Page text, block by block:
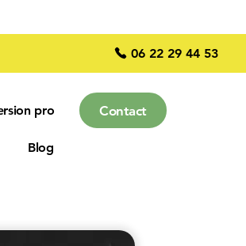
06 22 29 44 53
pro
Blog
Contact